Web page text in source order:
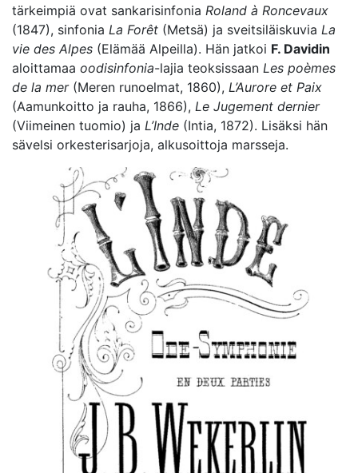
tärkeimpiä ovat sankarisinfonia Roland à Roncevaux
(1847), sinfonia La Forêt (Metsä) ja sveitsiläiskuvia La
vie des Alpes (Elämää Alpeilla). Hän jatkoi F. Davidin
aloittamaa oodisinfonia-lajia teoksissaan Les poèmes
de la mer(Meren runoelmat, 1860), L’Aurore et Paix
(Aamunkoitto ja rauha, 1866), Le Jugement dernier
(Viimeinen tuomio) ja L’Inde (Intia, 1872). Lisäksi hän
sävelsi orkesterisarjoja, alkusoittoja marsseja.